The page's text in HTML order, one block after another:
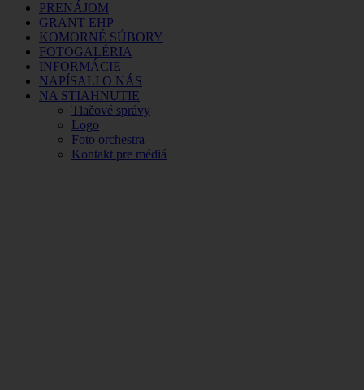
PRENÁJOM
GRANT EHP
KOMORNÉ SÚBORY
FOTOGALÉRIA
INFORMÁCIE
NAPÍSALI O NÁS
NA STIAHNUTIE
Tlačové správy
Logo
Foto orchestra
Kontakt pre médiá